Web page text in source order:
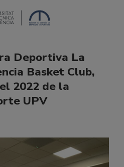
Deportiva La
Basket Club,
2022 de la
UPV